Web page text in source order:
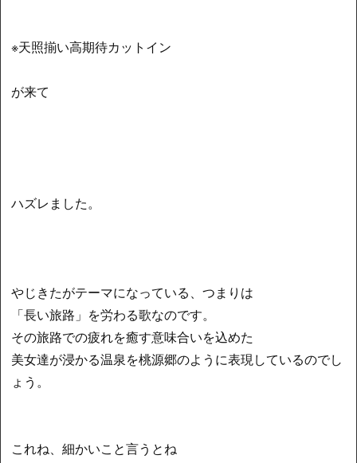
※天照揃い高期待カットイン
が来て
ハズレました。
やじきたがテーマになっている、つまりは
「長い旅路」を労わる歌なのです。
その旅路での疲れを癒す意味合いを込めた
美女達が浸かる温泉を桃源郷のように表現しているのでし
ょう。
これね、細かいこと言うとね